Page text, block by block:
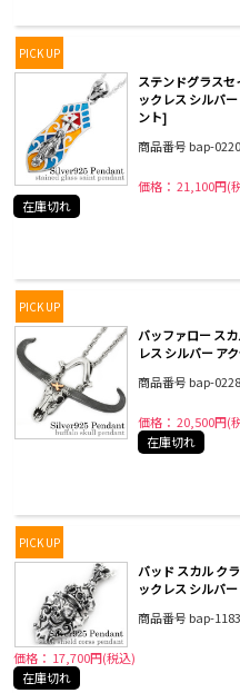
PICK UP
ステンドグラス
ックレス シルバ
ント]
商品番号 bap-
価格： 21,100円(
在庫切れ
PICK UP
バッファロー ス
レス シルバー ア
商品番号 bap-
価格： 20,500円(
在庫切れ
PICK UP
バッド スカル ク
ックレス シルバ
商品番号 bap-
価格： 17,700円(税込)
在庫切れ